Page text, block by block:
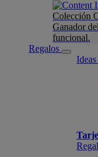
Colección
Ganador
funcional.
Regalos